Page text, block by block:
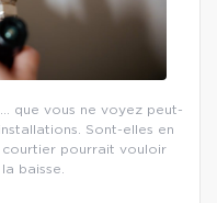
que vous ne voyez peut-
Sont-elles en
courtier pourrait vouloir
baisse.